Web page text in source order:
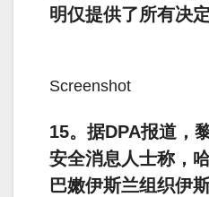
明仅提供了所有决
Screenshot
15。据DPA报道，
安全消息人士称，
巴嫩伊斯兰组织伊